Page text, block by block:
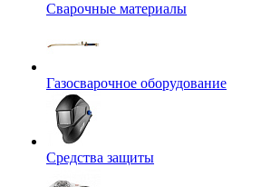
Сварочные материалы
Газосварочное оборудование
Средства защиты